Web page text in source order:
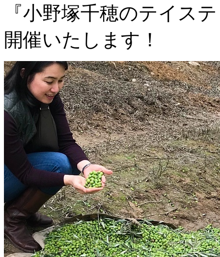
『小野塚千穂のテイス
開催いたします！